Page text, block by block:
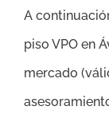
A
piso VPO en
mercado